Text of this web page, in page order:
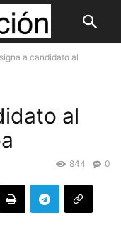
a candidato al
al
0
844